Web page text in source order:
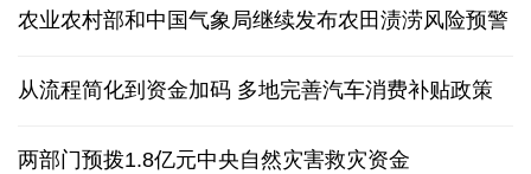
农业农村部和中国气象局继续发布农田渍涝风险预警
从流程简化到资金加码 多地完善汽车消费补贴政策
两部门预拨1.8亿元中央自然灾害救灾资金